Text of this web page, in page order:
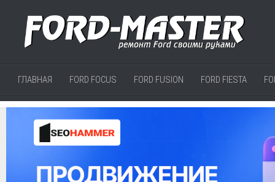
ГЛАВНАЯ FORD FOCUS FORD FUSION FORD FIESTA